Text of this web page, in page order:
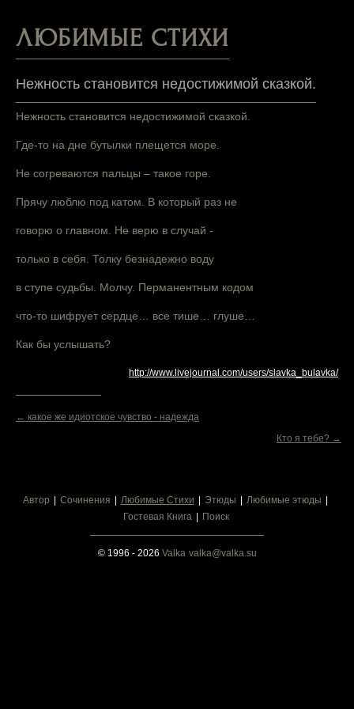
ЛЮБИМЫЕ СТИХИ
Нежность становится недостижимой сказкой.
Нежность становится недостижимой сказкой.
Где-то на дне бутылки плещется море.
Не согреваются пальцы – такое горе.
Прячу люблю под катом. В который раз не
говорю о главном. Не верю в случай -
только в себя. Толку безнадежно воду
в ступе судьбы. Молчу. Перманентным кодом
что-то шифрует сердце… все тише… глуше…
Как бы услышать?
http://www.livejournal.com/users/slavka_bulavka/
← какое же идиотское чувство - надежда
Кто я тебе? →
Автор Сочинения Любимые Стихи Этюды
Любимые этюды
Гостевая Книга
Поиск
© 1996 - 2026 Valka valka@valka.su